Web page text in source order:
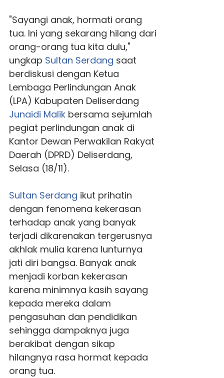
"Sayangi anak, hormati orang
tua. Ini yang sekarang hilang dari
orang-orang tua kita dulu,"
ungkap Sultan Serdang saat
berdiskusi dengan Ketua
Lembaga Perlindungan Anak
(LPA) Kabupaten Deliserdang
Junaidi Malikbersama sejumlah
pegiat perlindungan anak di
Kantor Dewan Perwakilan Rakyat
Daerah (DPRD) Deliserdang,
Selasa (18/11).
Sultan Serdang ikut prihatin
dengan fenomena kekerasan
terhadap anak yang banyak
terjadi dikarenakan tergerusnya
akhlak mulia karena lunturnya
jati diri bangsa. Banyak anak
menjadi korban kekerasan
karena minimnya kasih sayang
kepada mereka dalam
pengasuhan dan pendidikan
sehingga dampaknya juga
berakibat dengan sikap
hilangnya rasa hormat kepada
orang tua.